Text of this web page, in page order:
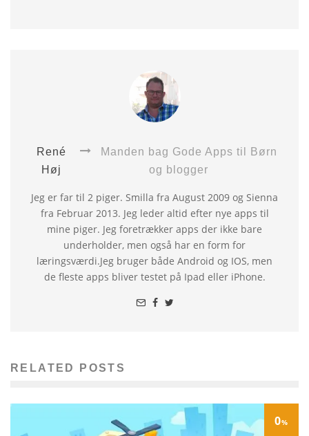
René
Høj
Manden bag Gode Apps til Børn
og blogger
Jeg er far til 2 piger. Smilla fra August 2009 og Sienna
fra Februar 2013. Jeg leder altid efter nye apps til
mine piger. Jeg foretrækker apps der ikke bare
underholder, men også har en form for
læringsværdi.Jeg bruger både Android og IOS, men
de fleste apps bliver testet på Ipad eller iPhone.
RELATED POSTS
0%